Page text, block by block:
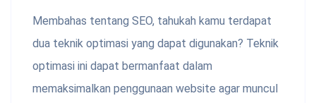
Membahas tentang SEO, tahukah kamu terdapat
dua teknik optimasi yang dapat digunakan? Teknik
optimasi ini dapat bermanfaat dalam
memaksimalkan penggunaan website agar muncul